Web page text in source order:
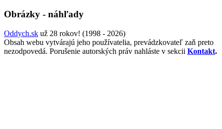
Obrázky - náhľady
Oddych.sk už 28 rokov! (1998 - 2026)
Obsah webu vytvárajú jeho používatelia, prevádzkovateľ zaň preto
nezodpovedá. Porušenie autorských práv nahláste v sekcii Kontakt.